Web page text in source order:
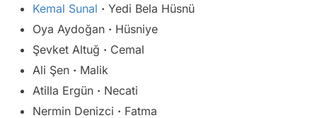
Kemal Sunal · Yedi Bela Hüsnü
Oya Aydoğan · Hüsniye
Şevket Altuğ · Cemal
Ali Şen · Malik
Atilla Ergün · Necati
Nermin Denizci · Fatma